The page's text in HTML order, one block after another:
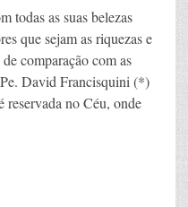
todas as suas belezas
que sejam as riquezas e
comparação com as
David Francisquini (*)
reservada no Céu, onde